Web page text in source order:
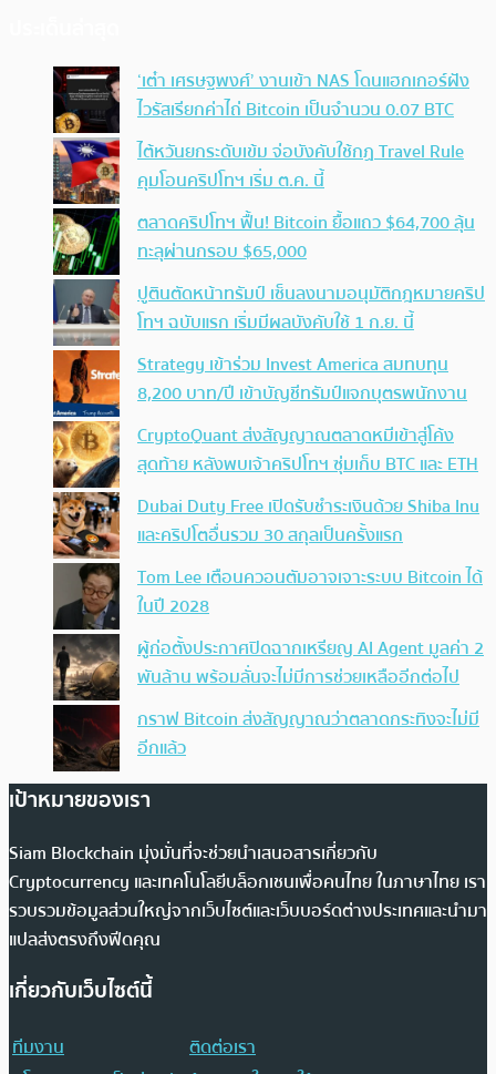
‘เต๋า เศรษฐพงศ์’ งานเข้า NAS โดนแฮกเกอร์ฝัง
ไวรัสเรียกค่าไถ่ Bitcoin เป็นจำนวน 0.07 BTC
ไต้หวันยกระดับเข้ม จ่อบังคับใช้กฏ Travel Rule
คุมโอนคริปโทฯ เริ่ม ต.ค. นี้
ตลาดคริปโทฯ ฟื้น! Bitcoin ยื้อแถว $64,700 ลุ้น
ทะลุผ่านกรอบ $65,000
ปูตินตัดหน้าทรัมป์ เซ็นลงนามอนุมัติกฎหมายคริป
โทฯ ฉบับแรก เริ่มมีผลบังคับใช้ 1 ก.ย. นี้
Strategy เข้าร่วม Invest America สมทบทุน
8,200 บาท/ปี เข้าบัญชีทรัมป์แจกบุตรพนักงาน
CryptoQuant ส่งสัญญาณตลาดหมีเข้าสู่โค้ง
สุดท้าย หลังพบเจ้าคริปโทฯ ซุ่มเก็บ BTC และ ETH
Dubai Duty Free เปิดรับชำระเงินด้วย Shiba Inu
และคริปโตอื่นรวม 30 สกุลเป็นครั้งแรก
Tom Lee เตือนควอนตัมอาจเจาะระบบ Bitcoin ได้
ในปี 2028
ผู้ก่อตั้งประกาศปิดฉากเหรียญ AI Agent มูลค่า 2
พันล้าน พร้อมลั่นจะไม่มีการช่วยเหลืออีกต่อไป
กราฟ Bitcoin ส่งสัญญาณว่าตลาดกระทิงจะไม่มี
อีกแล้ว
เป้าหมายของเรา
Siam Blockchain มุ่งมั่นที่จะช่วยนำเสนอสารเกี่ยวกับ
Cryptocurrency และเทคโนโลยีบล็อกเชนเพื่อคนไทย ในภาษาไทย เรา
รวบรวมข้อมูลส่วนใหญ่จากเว็บไซต์และเว็บบอร์ดต่างประเทศและนำมา
แปลส่งตรงถึงฟีดคุณ
เกี่ยวกับเว็บไซต์นี้
ทีมงาน
ติดต่อเรา